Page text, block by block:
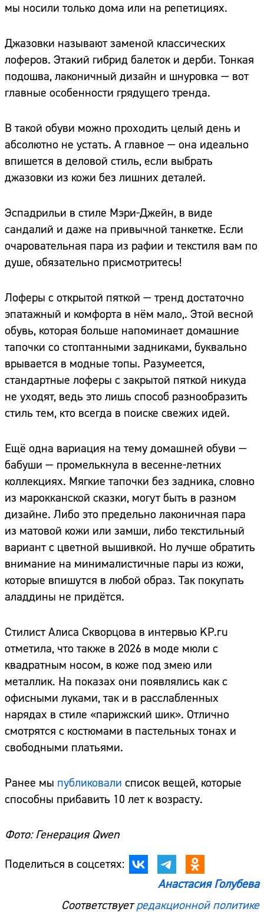
мы носили только дома или на репетициях.
Джазовки называют заменой классических
лоферов. Этакий гибрид балеток и дерби. Тонкая
подошва, лаконичный дизайн и шнуровка — вот
главные особенности грядущего тренда.
В такой обуви можно проходить целый день и
абсолютно не устать. А главное — она идеально
впишется в деловой стиль, если выбрать
джазовки из кожи без лишних деталей.
Эспадрильи в стиле Мэри-Джейн, в виде
сандалий и даже на привычной танкетке. Если
очаровательная пара из рафии и текстиля вам по
душе, обязательно присмотритесь!
Лоферы с открытой пяткой — тренд достаточно
эпатажный и комфорта в нём мало,. Этой весной
обувь, которая больше напоминает домашние
тапочки со стоптанными задниками, буквально
врывается в модные топы. Разумеется,
стандартные лоферы с закрытой пяткой никуда
не уходят, ведь это лишь способ разнообразить
стиль тем, кто всегда в поиске свежих идей.
Ещё одна вариация на тему домашней обуви —
бабуши — промелькнула в весенне-летних
коллекциях. Мягкие тапочки без задника, словно
из марокканской сказки, могут быть в разном
дизайне. Либо это предельно лаконичная пара
из матовой кожи или замши, либо текстильный
вариант с цветной вышивкой. Но лучше обратить
внимание на минималистичные пары из кожи,
которые впишутся в любой образ. Так покупать
аладдины не придётся.
Стилист Алиса Скворцова в интервью KP.ru
отметила, что также в 2026 в моде мюли с
квадратным носом, в коже под змею или
металлик. На показах они появлялись как с
офисными луками, так и в расслабленных
нарядах в стиле «парижский шик». Отлично
смотрятся с костюмами в пастельных тонах и
свободными платьями.
Ранее мы публиковали список вещей, которые
способны прибавить 10 лет к возрасту.
Фото: Генерация Qwen
Поделиться в соцсетях:
Анастасия Голубева
Соответствуетредакционной политике